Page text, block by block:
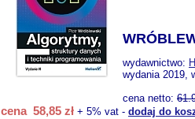
wydawnictwo:
wydania 2019,
cena netto:
cena 58,85 zł + 5% vat - dodaj do